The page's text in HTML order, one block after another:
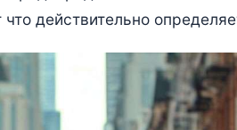
действительно